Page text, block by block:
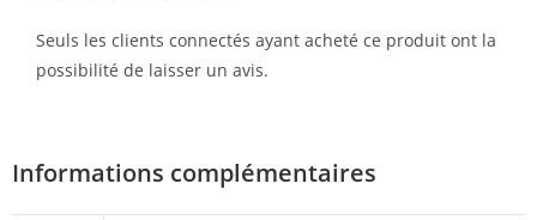
Seuls les clients connectés ayant acheté ce produit ont la
possibilité de laisser un avis.
Informations complémentaires